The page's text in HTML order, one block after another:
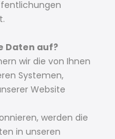
Daten auf?
wir die von Ihnen
Systemen,
Website
werden die
in unseren